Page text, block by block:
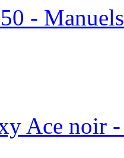
- Manuels
Ace noir